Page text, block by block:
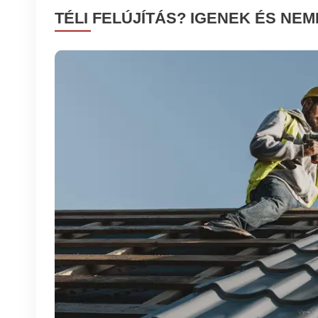
TÉLI FELÚJÍTÁS? IGENEK ÉS